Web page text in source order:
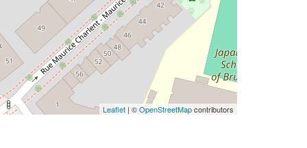
en bij
Leaflet | ©OpenStreetMapcontributors